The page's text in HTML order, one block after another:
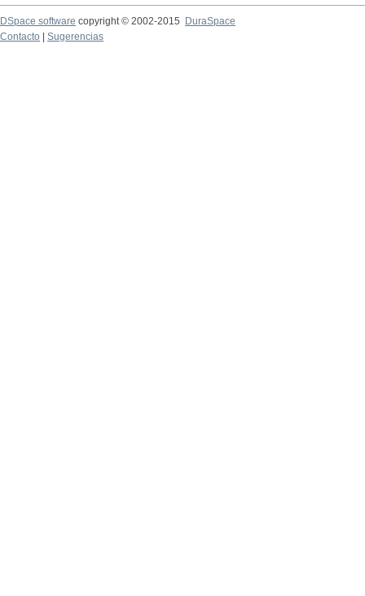
DSpace software copyright © 2002-2015
DuraSpace
Contacto
Sugerencias